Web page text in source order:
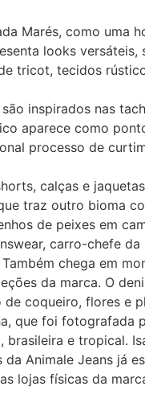
Marés, como uma
looks versáteis,
tricot, tecidos
inspirados nas
aparece como
processo de
calças e
traz outro bioma
de peixes em
carro-chefe da
chega em
da marca. O
coqueiro, flores e
que foi fotografada
e tropical.
Animale Jeans já
lojas físicas da